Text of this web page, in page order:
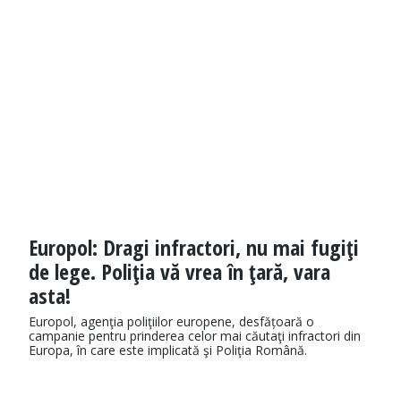
Europol: Dragi infractori, nu mai fugiţi
de lege. Poliţia vă vrea în ţară, vara
asta!
Europol, agenţia poliţiilor europene, desfățoară o
campanie pentru prinderea celor mai căutaţi infractori din
Europa, în care este implicată şi Poliţia Română.